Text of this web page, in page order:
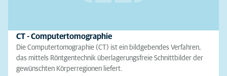
CT - Computertomographie
Die Computertomographie (CT) ist ein bildgebendes Verfahren,
das mittels Röntgentechnik überlagerungsfreie Schnittbilder der
gewünschten Körperregionen liefert.